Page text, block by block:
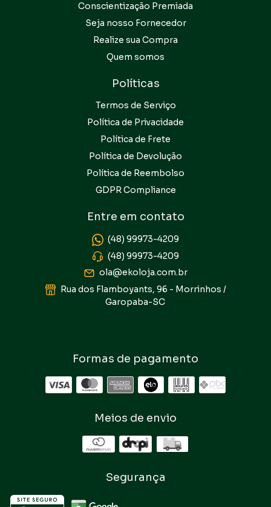
Conscientização Premiada
Seja nosso Fornecedor
Realize sua Compra
Quem somos
Políticas
Termos de Serviço
Política de Privacidade
Política de Frete
Política de Devolução
Política de Reembolso
GDPR Compliance
Entre em contato
(48) 99973-4209
(48) 99973-4209
ola@ekoloja.com.br
Rua dos Flamboyants, 96 - Morrinhos /
Garopaba-SC
Formas de pagamento
Meios de envio
Segurança